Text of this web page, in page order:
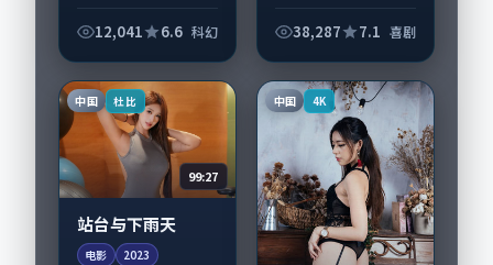
12,041 6.6 科幻
《回望在海边遗失海
纲主线；取景与声音
设计凸显泰国城市质
38,287 7.1 喜剧
中国 杜比
99:27
站台与下雨天
电影 2023
中国 4K